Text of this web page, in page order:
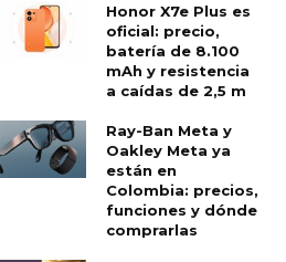
Honor X7e Plus es
oficial: precio,
batería de 8.100
mAh y resistencia
a caídas de 2,5 m
Ray-Ban Meta y
Oakley Meta ya
están en
Colombia: precios,
funciones y dónde
comprarlas